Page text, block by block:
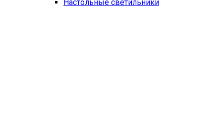
Настольные светильники